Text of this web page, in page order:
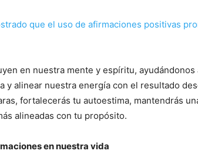
en nuestra mente y espíritu,
y alinear nuestra energía con el resultado
fortalecerás tu autoestima, mantendrás
alineadas con tu propósito.
en nuestra vida